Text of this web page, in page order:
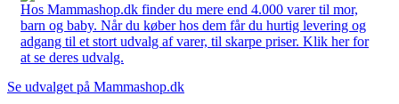
Hos Mammashop.dk finder du mere end 4.000 varer til mor,
barn og baby. Når du køber hos dem får du hurtig levering og
adgang til et stort udvalg af varer, til skarpe priser. Klik her for
at se deres udvalg.
Se udvalget på Mammashop.dk